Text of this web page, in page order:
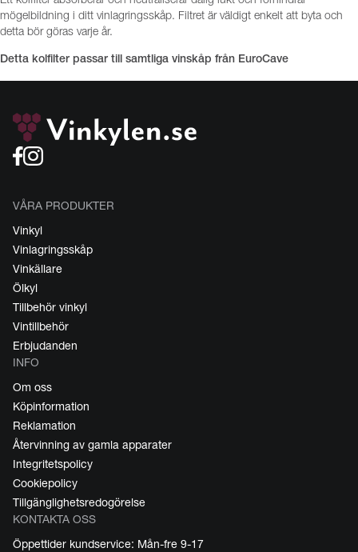
mögelbildning i ditt vinlagringsskåp. Filtret är väldigt enkelt att byta och
detta bör göras varje år.
Detta kolfilter passar till samtliga vinskåp från EuroCave
VÅRA PRODUKTER
Vinkyl
Vinlagringsskåp
Vinkällare
Ölkyl
Tillbehör vinkyl
Vintillbehör
Erbjudanden
INFO
Om oss
Köpinformation
Reklamation
Återvinning av gamla apparater
Integritetspolicy
Cookiepolicy
Tillgänglighetsredogörelse
KONTAKTA OSS
Öppettider kundservice: Mån-fre 9-17